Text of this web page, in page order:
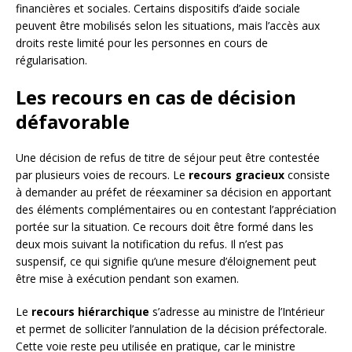
financières et sociales. Certains dispositifs d’aide sociale
peuvent être mobilisés selon les situations, mais l’accès aux
droits reste limité pour les personnes en cours de
régularisation.
Les recours en cas de décision
défavorable
Une décision de refus de titre de séjour peut être contestée
par plusieurs voies de recours. Le recours gracieux consiste
à demander au préfet de réexaminer sa décision en apportant
des éléments complémentaires ou en contestant l’appréciation
portée sur la situation. Ce recours doit être formé dans les
deux mois suivant la notification du refus. Il n’est pas
suspensif, ce qui signifie qu’une mesure d’éloignement peut
être mise à exécution pendant son examen.
Le recours hiérarchique s’adresse au ministre de l’Intérieur
et permet de solliciter l’annulation de la décision préfectorale.
Cette voie reste peu utilisée en pratique, car le ministre